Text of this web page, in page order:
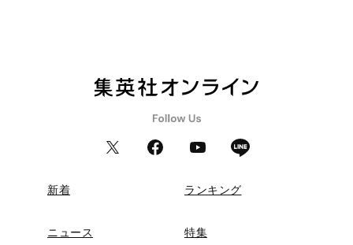
新着 ランキング
ニュース 特集